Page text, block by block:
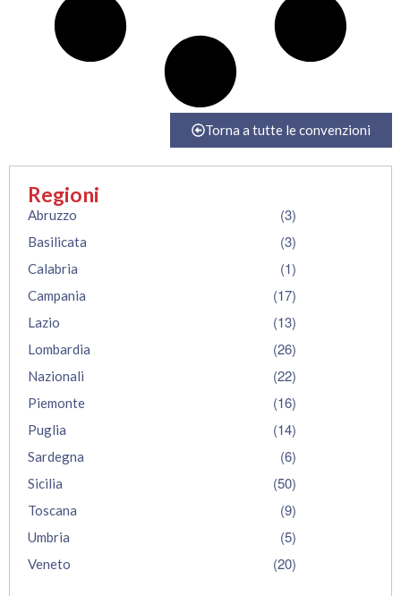
Torna a tutte le convenzioni
Regioni
Abruzzo (3)
Basilicata (3)
Calabria (1)
Campania (17)
Lazio (13)
Lombardia (26)
Nazionali (22)
Piemonte (16)
Puglia (14)
Sardegna (6)
Sicilia (50)
Toscana (9)
Umbria (5)
Veneto (20)